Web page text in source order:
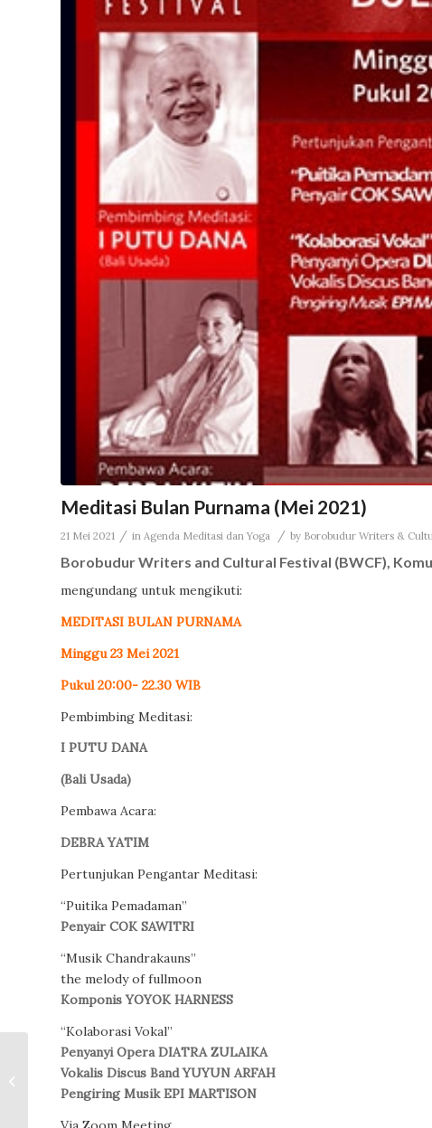
Meditasi Bulan Purnama (Mei 2021)
21 Mei 2021 / in Agenda Meditasi dan Yoga / by Borobudur Writers &
Borobudur Writers and Cultural Festival (BWCF),
mengundang untuk mengikuti:
MEDITASI BULAN PURNAMA
Minggu 23 Mei 2021
Pukul 20:00- 22.30 WIB
Pembimbing Meditasi:
I PUTU DANA
(Bali Usada)
Pembawa Acara:
DEBRA YATIM
Pertunjukan Pengantar Meditasi:
“Puitika Pemadaman”
Penyair COK SAWITRI
“Musik Chandrakauns”
the melody of fullmoon
Komponis YOYOK HARNESS
“Kolaborasi Vokal”
Penyanyi Opera DIATRA ZULAIKA
Vokalis Discus Band YUYUN ARFAH
Pengiring Musik EPI MARTISON
Puisi-Puisi
Badaruddin Amir